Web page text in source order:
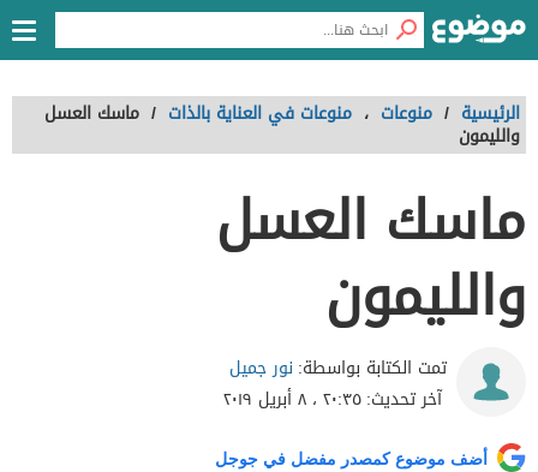
الرئيسية / منوعات ، منوعات في العناية بالذات / ماسك العسل
والليمون
ماسك العسل
والليمون
تمت الكتابة بواسطة: نور جميل
آخر تحديث:٢٠:٣٥ ، ٨ أبريل ٢٠١٩
أضف موضوع كمصدر مفضل في جوجل